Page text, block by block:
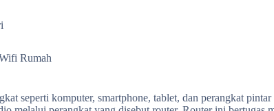
Rumah
seperti komputer, smartphone, tablet, dan perangkat